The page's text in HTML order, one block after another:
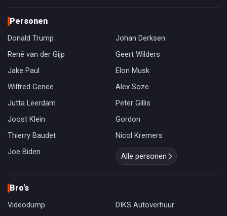
Personen
Donald Trump
Johan Derksen
René van der Gijp
Geert Wilders
Jake Paul
Elon Musk
Wilfred Genee
Alex Soze
Jutta Leerdam
Peter Gillis
Joost Klein
Gordon
Thierry Baudet
Nicol Kremers
Joe Biden
Alle personen
Bro's
Videodump
DIKS Autoverhuur